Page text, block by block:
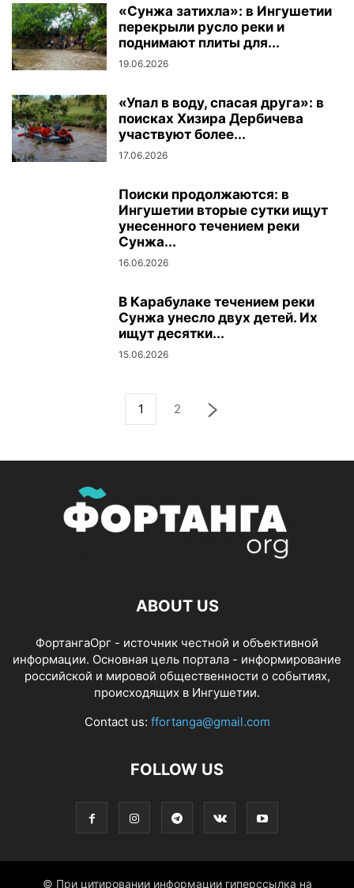
«Сунжа затихла»: в Ингушетии
перекрыли русло реки и
поднимают плиты для...
19.06.2026
«Упал в воду, спасая друга»: в
поисках Хизира Дербичева
участвуют более...
17.06.2026
Поиски продолжаются: в
Ингушетии вторые сутки ищут
унесенного течением реки
Сунжа...
16.06.2026
В Карабулаке течением реки
Сунжа унесло двух детей. Их
ищут десятки...
15.06.2026
1 2
ABOUT US
ФортангаОрг - источник честной и объективной
информации. Основная цель портала - информирование
российской и мировой общественности о событиях,
происходящих в Ингушетии.
Contact us: ffortanga@gmail.com
FOLLOW US
© При цитировании информации гиперссылка на